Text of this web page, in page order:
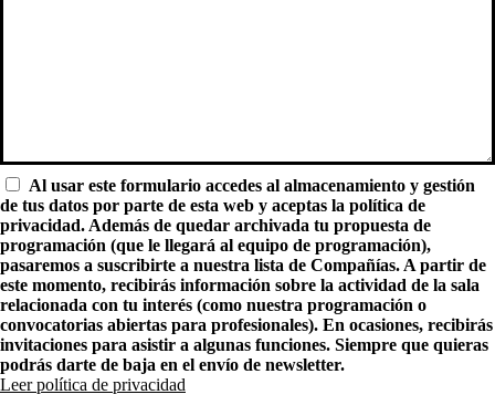
Al usar este formulario accedes al almacenamiento y gestión
de tus datos por parte de esta web y aceptas la política de
privacidad. Además de quedar archivada tu propuesta de
programación (que le llegará al equipo de programación),
pasaremos a suscribirte a nuestra lista de Compañías. A partir de
este momento, recibirás información sobre la actividad de la sala
relacionada con tu interés (como nuestra programación o
convocatorias abiertas para profesionales). En ocasiones, recibirás
invitaciones para asistir a algunas funciones. Siempre que quieras
podrás darte de baja en el envío de newsletter.
Leer política de privacidad